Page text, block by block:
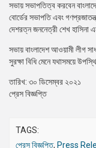
গ্যালারি
বিএনপি-
সহিংসতা
সংগঠন
নির্বাচনী
সভায় সভাপতিত্ব করবেন
বোর্ডের সভাপতি এবং
দেশরত্ন জননেত্রী শেখ হাসিনা
সভায় বাংলাদেশ আওয়ামী লীগ
সুরক্ষা বিধি মেনে যথাসময়ে
তারিখ: ৩০ ডিসেম্বর ২০২১
প্রেস বিজ্ঞপ্তি
TAGS:
প্রেস বিজ্ঞপ্তি, Press